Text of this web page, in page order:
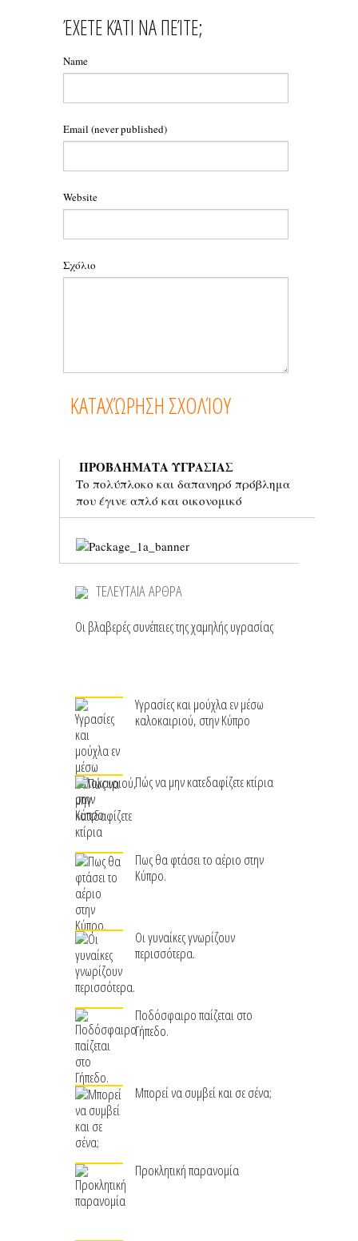
ΈΧΕΤΕ ΚΆΤΙ ΝΑ ΠΕΊΤΕ;
Name
Email (never published)
Website
Σχόλιο
ΠΡΟΒΛΗΜΑΤΑ ΥΓΡΑΣΙΑΣ
Το πολύπλοκο και δαπανηρό πρόβλημα
που έγινε απλό και οικονομικό
ΤΕΛΕΥΤΑΙΑ ΑΡΘΡΑ
Οι βλαβερές συνέπειες της χαμηλής υγρασίας
Υγρασίες και μούχλα εν μέσω
καλοκαιριού, στην Κύπρο
Πώς να μην κατεδαφίζετε κτίρια
Πως θα φτάσει το αέριο στην
Κύπρο.
Οι γυναίκες γνωρίζουν
περισσότερα.
Ποδόσφαιρο παίζεται στο
Γήπεδο.
Μπορεί να συμβεί και σε σένα;
Προκλητική παρανομία